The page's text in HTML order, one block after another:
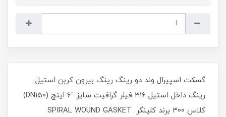
گسکت اسپیرال وند دو رینگ رینگ بیرون کربن استیل
رینگ داخل استیل ۳۱۶ فیلر گرافیت سایز "6 اینچ (DN150)
کلاس ۳۰۰ برند کلینگر SPIRAL WOUND GASKET